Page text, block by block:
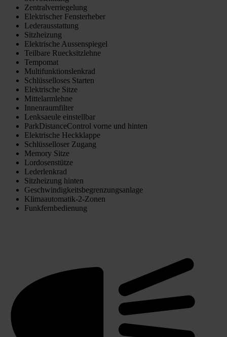
Zentralverriegelung
Elektrischer Fensterheber
Lederausstattung
Sitzheizung
Elektrische Aussenspiegel
Teilbare Ruecksitzlehne
Tempomat
Multifunktionslenkrad
Schlüsselloses Starten
Elektrische Sitze
Mittelarmlehne
Innenraumfilter
Lenksaeule einstellbar
ParkDistanceControl vorne und hinten
Elektrische Heckklappe
Schlüsselloser Zugang
Memory Sitze
Lordosenstütze
Lederlenkrad
Sitzheizung hinten
Geschwindigkeitsbegrenzungsanlage
Klimaautomatik-2-Zonen
Funkfernbedienung